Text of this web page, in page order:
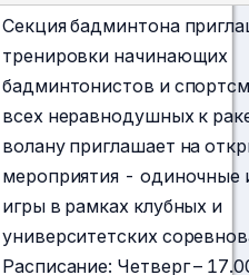
Секция бадминтона
тренировки начинающих
бадминтонистов и
всех неравнодушных к
волану приглашает на
мероприятия - одиночные
игры в рамках клубных и
университетских
Расписание: Четверг –